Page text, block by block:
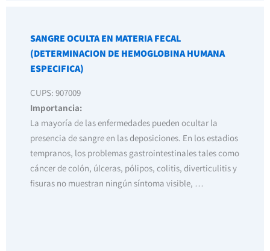
SANGRE OCULTA EN MATERIA FECAL
(DETERMINACION DE HEMOGLOBINA HUMANA
ESPECIFICA)
CUPS: 907009
Importancia:
La mayoría de las enfermedades pueden ocultar la
presencia de sangre en las deposiciones. En los estadios
tempranos, los problemas gastrointestinales tales como
cáncer de colón, úlceras, pólipos, colitis, diverticulitis y
fisuras no muestran ningún síntoma visible, …